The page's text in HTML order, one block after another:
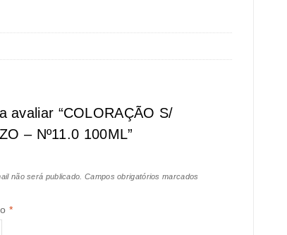
avaliar “COLORAÇÃO S/
– Nº11.0 100ML”
não será publicado. Campos obrigatórios marcados
*